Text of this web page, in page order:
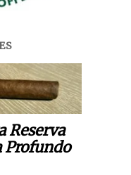
Reserva
Profundo